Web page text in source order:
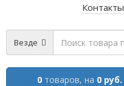
Контакты
Везде
0 товаров, на 0 руб.